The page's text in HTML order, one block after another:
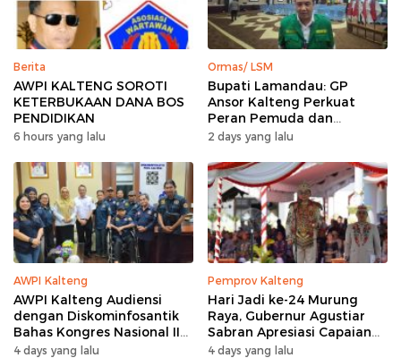
Berita
AWPI KALTENG SOROTI
KETERBUKAAN DANA BOS
PENDIDIKAN
6 hours yang lalu
Ormas/ LSM
Bupati Lamandau: GP
Ansor Kalteng Perkuat
Peran Pemuda dan
Penanganan Karhutla
2 days yang lalu
AWPI Kalteng
AWPI Kalteng Audiensi
dengan Diskominfosantik
Bahas Kongres Nasional II
AWPI
4 days yang lalu
Pemprov Kalteng
Hari Jadi ke-24 Murung
Raya, Gubernur Agustiar
Sabran Apresiasi Capaian
Pembangunan
4 days yang lalu